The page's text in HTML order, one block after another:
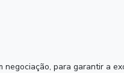
para garantir a